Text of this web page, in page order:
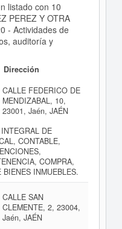
listado con 10
PEREZ Y OTRA
- Actividades de
auditoría y
Dirección
CALLE FEDERICO DE
MENDIZABAL, 10,
23001, Jaén, JAÉN
DE
CONTABLE,
COMPRA,
BIENES INMUEBLES.
CALLE SAN
CLEMENTE, 2, 23004,
Jaén, JAÉN